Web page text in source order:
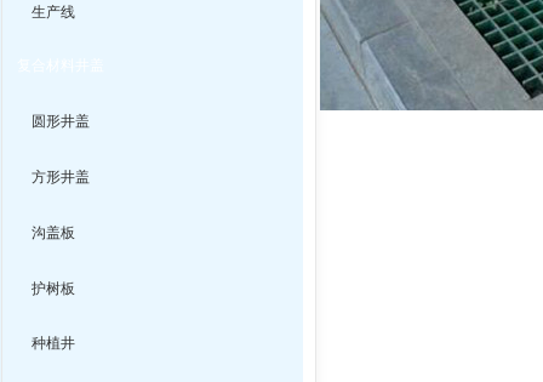
生产线
圆形井盖
方形井盖
沟盖板
护树板
种植井